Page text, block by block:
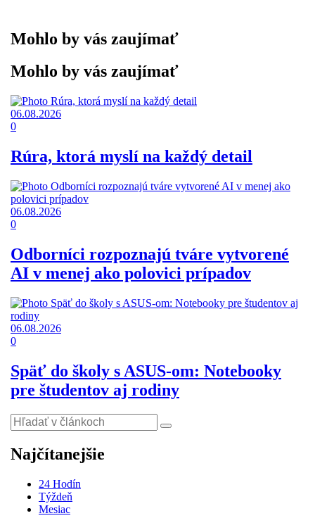
Mohlo by vás zaujímať
Mohlo by vás zaujímať
06.08.2026
0
Rúra, ktorá myslí na každý detail
06.08.2026
0
Odborníci rozpoznajú tváre vytvorené
AI v menej ako polovici prípadov
06.08.2026
0
Späť do školy s ASUS-om: Notebooky
pre študentov aj rodiny
Najčítanejšie
24 Hodín
Týždeň
Mesiac